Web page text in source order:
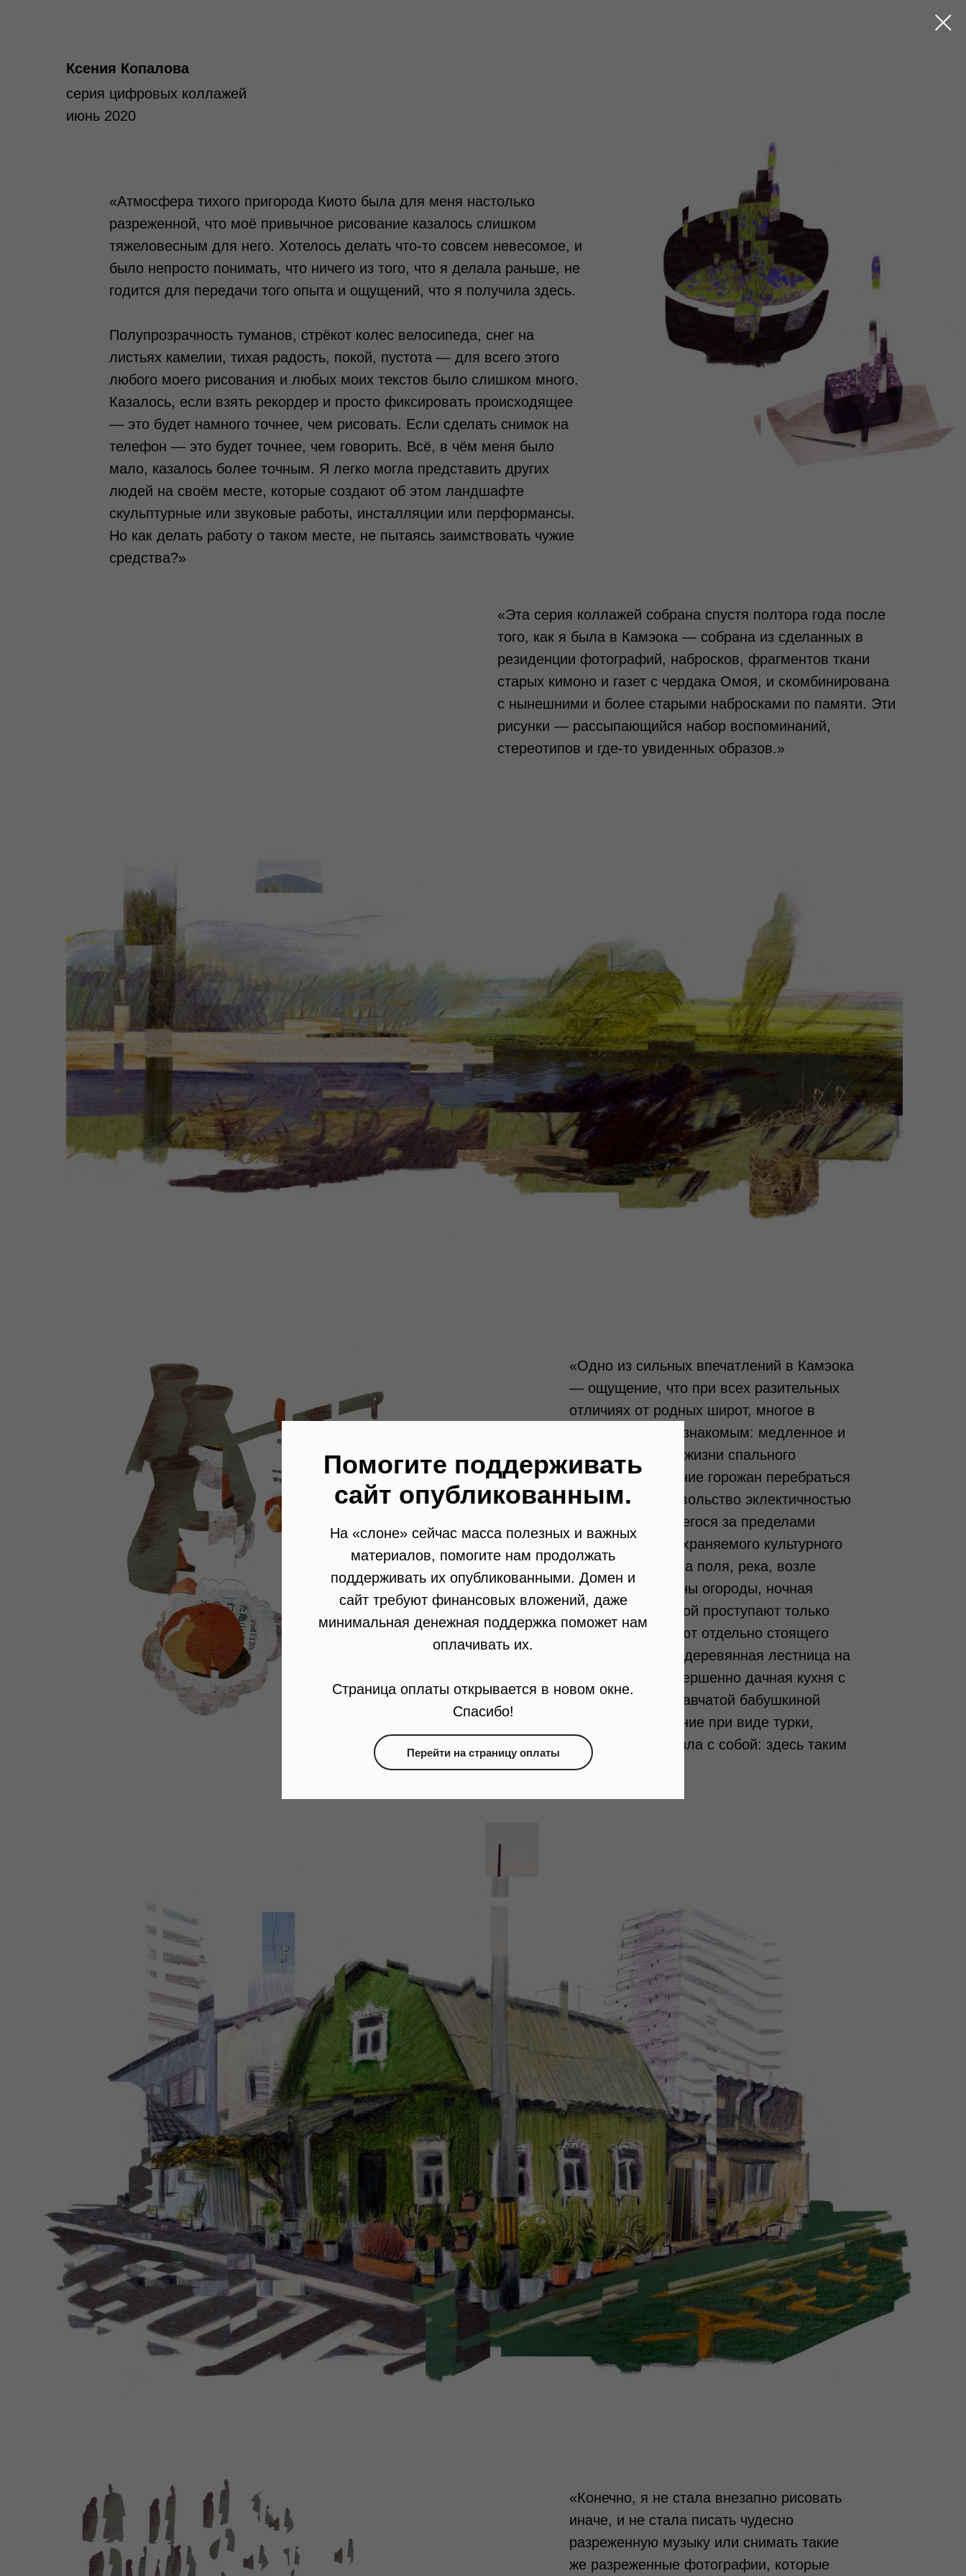
Ксения Копалова
серия цифровых коллажей
июнь 2020
«Атмосфера тихого пригорода Киото была для меня настолько
разреженной, что моё привычное рисование казалось слишком
тяжеловесным для него. Хотелось делать что-то совсем невесомое, и
было непросто понимать, что ничего из того, что я делала раньше, не
годится для передачи того опыта и ощущений, что я получила здесь.
Полупрозрачность туманов, стрёкот колес велосипеда, снег на
листьях камелии, тихая радость, покой, пустота — для всего этого
любого моего рисования и любых моих текстов было слишком много.
Казалось, если взять рекордер и просто фиксировать происходящее
— это будет намного точнее, чем рисовать. Если сделать снимок на
телефон — это будет точнее, чем говорить. Всё, в чём меня было
мало, казалось более точным. Я легко могла представить других
людей на своём месте, которые создают об этом ландшафте
скульптурные или звуковые работы, инсталляции или перформансы.
Но как делать работу о таком месте, не пытаясь заимствовать чужие
средства?»
«Эта серия коллажей собрана спустя полтора года после
того, как я была в Камэока — собрана из сделанных в
резиденции фотографий, набросков, фрагментов ткани
старых кимоно и газет с чердака Омоя, и скомбинирована
с нынешними и более старыми набросками по памяти. Эти
рисунки — рассыпающийся набор воспоминаний,
стереотипов и где-то увиденных образов.»
«Одно из сильных впечатлений в Камэока
— ощущение, что при всех разительных
отличиях от родных широт, многое в
городе казалось знакомым: медленное и
неяркое течение жизни спального
пригорода, желание горожан перебраться
в центр, их недовольство эклектичностью
города, находящегося за пределами
туристического охраняемого культурного
наследия. Тишина поля, река, возле
которой раскиданы огороды, ночная
тишина, из которой проступают только
огни заправок. Уют отдельно стоящего
дома, скрипучая деревянная лестница на
второй этаж, совершенно дачная кухня с
бойлером и кружавчатой бабушкиной
посудой. Удивление при виде турки,
которую я привезла с собой: здесь таким
не пользуются»
«Конечно, я не стала внезапно рисовать
иначе, и не стала писать чудесно
разреженную музыку или снимать такие
же разреженные фотографии, которые
Помогите поддерживать
сайт опубликованным.
На «слоне» сейчас масса полезных и важных
материалов, помогите нам продолжать
поддерживать их опубликованными. Домен и
сайт требуют финансовых вложений, даже
минимальная денежная поддержка поможет нам
оплачивать их.
Страница оплаты открывается в новом окне.
Спасибо!
Перейти на страницу оплаты